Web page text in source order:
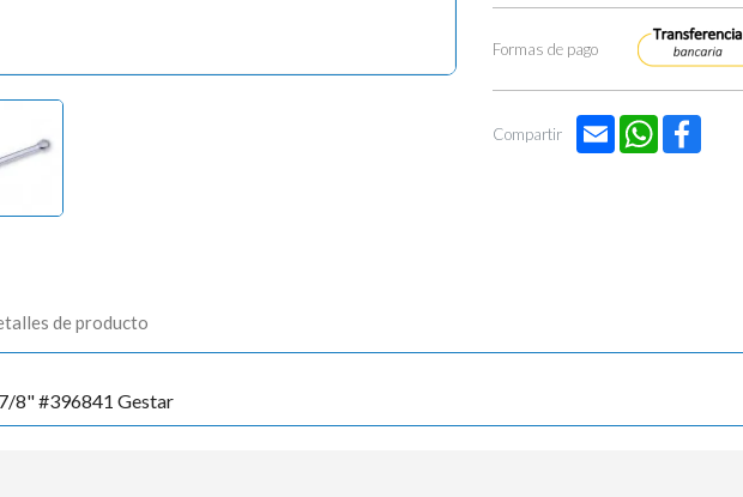
Formas de pago
Compartir Email WhatsApp
de producto
8" #396841 Gestar